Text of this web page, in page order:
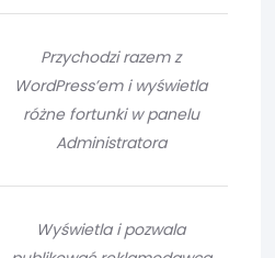
Przychodzi razem z
WordPress’em i wyświetla
różne fortunki w panelu
Administratora
Wyświetla i pozwala